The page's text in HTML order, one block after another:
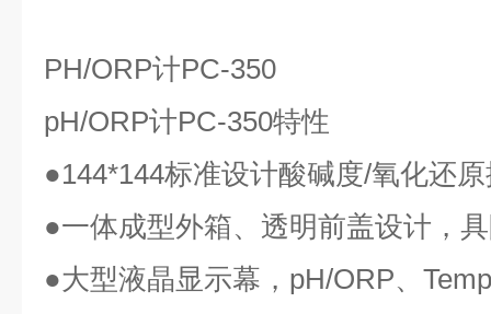
PH/ORP计PC-350
pH/ORP计PC-350特性
●144*144标准设计酸碱度/氧化还
●一体成型外箱、透明前盖设计，
●大型液晶显示幕，pH/ORP、